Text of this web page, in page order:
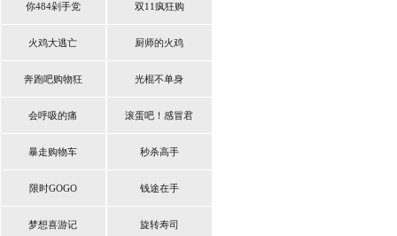
你484剁手党 双11疯狂购
火鸡大逃亡 厨师的火鸡
奔跑吧购物狂 光棍不单身
会呼吸的痛 滚蛋吧！感冒君
暴走购物车 秒杀高手
限时GOGO 钱途在手
梦想喜游记 旋转寿司